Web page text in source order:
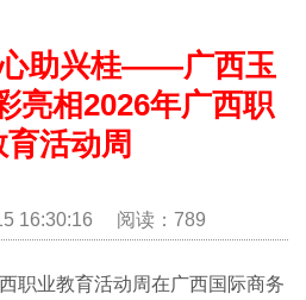
助兴桂——广西玉
亮相2026年广西职
活动周
16:30:16 阅读：789
职业教育活动周在广西国际商务